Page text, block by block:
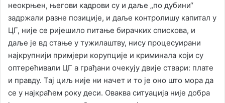
неокрњен, његови кадрови су и даље „по дубини“
задржали разне позиције, и даље контролишу капитал у
ЦГ, није се ријешило питање бирачких спискова, и
даље је вд стање у тужилаштву, нису процесуирани
најкрупнији примјери корупције и криминала који су
оптерећивали ЦГ а грађани очекују двије ствари: плате
и правду. Тај циљ није ни начет и то је оно што мора да
се у најкраћем року деси. Оваква ситуација није добра